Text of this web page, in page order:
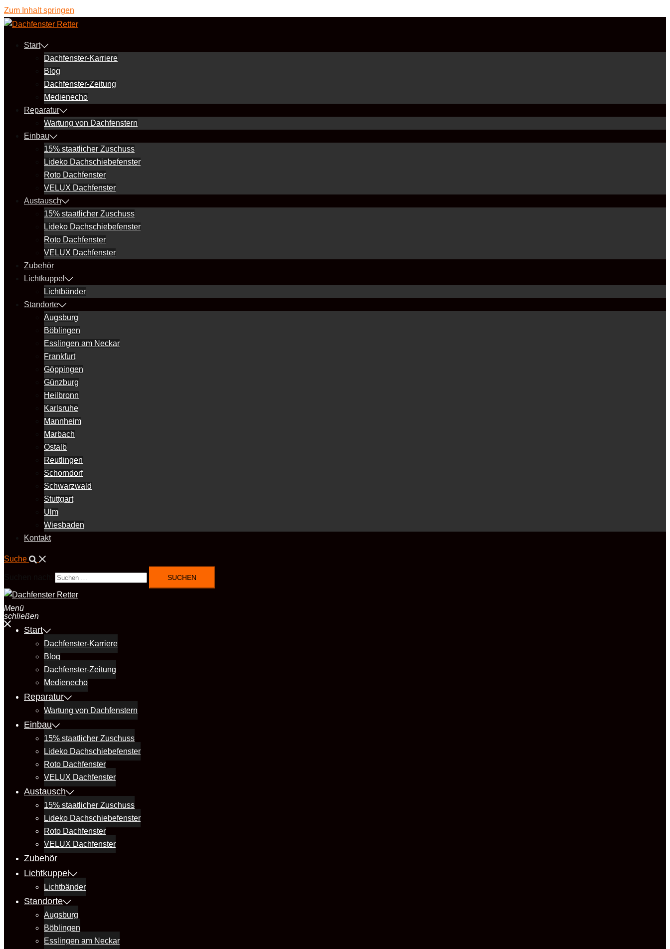
Zum Inhalt springen
Start
Dachfenster-Karriere
Blog
Dachfenster-Zeitung
Medienecho
Reparatur
Wartung von Dachfenstern
Einbau
15% staatlicher Zuschuss
Lideko Dachschiebefenster
Roto Dachfenster
VELUX Dachfenster
Austausch
15% staatlicher Zuschuss
Lideko Dachschiebefenster
Roto Dachfenster
VELUX Dachfenster
Zubehör
Lichtkuppel
Lichtbänder
Standorte
Augsburg
Böblingen
Esslingen am Neckar
Frankfurt
Göppingen
Günzburg
Heilbronn
Karlsruhe
Mannheim
Marbach
Ostalb
Reutlingen
Schorndorf
Schwarzwald
Stuttgart
Ulm
Wiesbaden
Kontakt
Suche
Menü
schließen
Start
Dachfenster-Karriere
Blog
Dachfenster-Zeitung
Medienecho
Reparatur
Wartung von Dachfenstern
Einbau
15% staatlicher Zuschuss
Lideko Dachschiebefenster
Roto Dachfenster
VELUX Dachfenster
Austausch
15% staatlicher Zuschuss
Lideko Dachschiebefenster
Roto Dachfenster
VELUX Dachfenster
Zubehör
Lichtkuppel
Lichtbänder
Standorte
Augsburg
Böblingen
Esslingen am Neckar